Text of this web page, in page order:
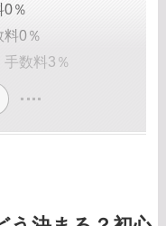
％
0％
数料3％